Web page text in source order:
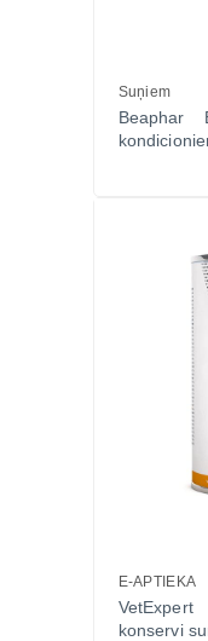
Suņiem
Beaphar
E-APTIEKA
konservi